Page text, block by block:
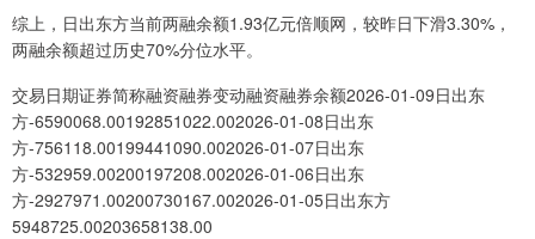
综上，日出东方当前两融余额1.93亿元倍顺网，较昨日下滑3.30%，
两融余额超过历史70%分位水平。
交易日期证券简称融资融券变动融资融券余额2026-01-09日出东
方-6590068.00192851022.002026-01-08日出东
方-756118.00199441090.002026-01-07日出东
方-532959.00200197208.002026-01-06日出东
方-2927971.00200730167.002026-01-05日出东方
5948725.00203658138.00